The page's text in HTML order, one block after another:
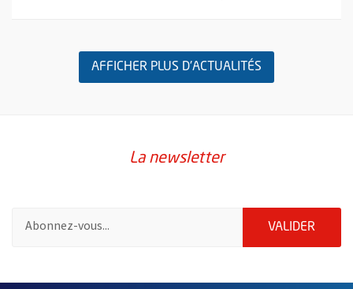
AFFICHER PLUS D'ACTUALITÉS
La newsletter
VALIDER